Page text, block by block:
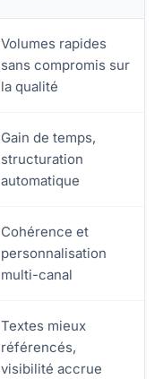
Volumes rapides
sans compromis sur
la qualité
Gain de temps,
structuration
automatique
Cohérence et
personnalisation
multi-canal
Textes mieux
référencés,
visibilité accrue